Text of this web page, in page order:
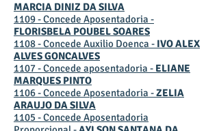
MARCIA DINIZ DA SILVA
1109 - Concede Aposentadoria -
FLORISBELA POUBEL SOARES
1108 - Concede Auxilio Doenca - IVO ALEX
ALVES GONCALVES
1107 - Concede aposentadoria - ELIANE
MARQUES PINTO
1106 - Concede Aposentadoria -ZELIA
ARAUJO DA SILVA
1105 - Concede Aposentadoria